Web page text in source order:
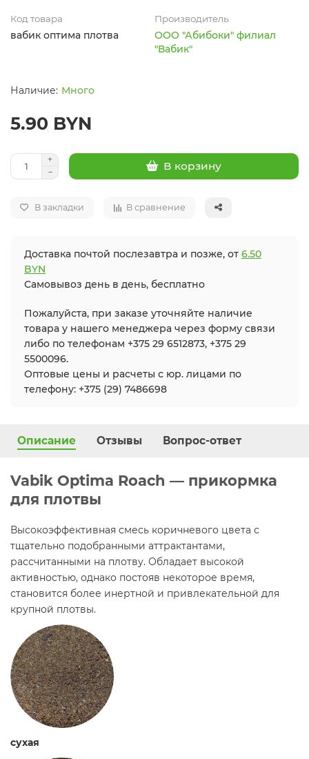
Код товара
вабик оптима плотва
Производитель
ООО "Абибоки" филиал
"Вабик"
Много
5.90 BYN
В корзину
В закладки В сравнение
Доставка почтой послезавтра и позже, от 6.50
BYN
Самовывоз день в день, бесплатно
Пожалуйста, при заказе уточняйте наличие
товара у нашего менеджера через форму связи
либо по телефонам +375 29 6512873, +375 29
5500096.
Оптовые цены и расчеты с юр. лицами по
телефону: +375 (29) 7486698
Описание Отзывы Вопрос-ответ
Vabik Optima Roach — прикормка
для плотвы
Высокоэффективная смесь коричневого цвета с
тщательно подобранными аттрактантами,
рассчитанными на плотву. Обладает высокой
активностью, однако постояв некоторое время,
становится более инертной и привлекательной для
крупной плотвы.
сухая